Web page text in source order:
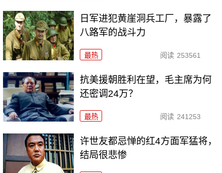
日军进犯黄崖洞兵工厂，暴露了
八路军的战斗力
最热 阅读 253561
抗美援朝胜利在望，毛主席为何
还密调24万？
最热 阅读 241253
许世友都忌惮的红4方面军猛将，
结局很悲惨